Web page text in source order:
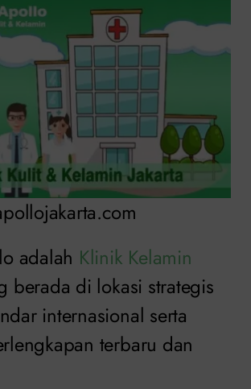
adalah Klinik Kelamin
berada di lokasi strategis
internasional serta
terbaru dan